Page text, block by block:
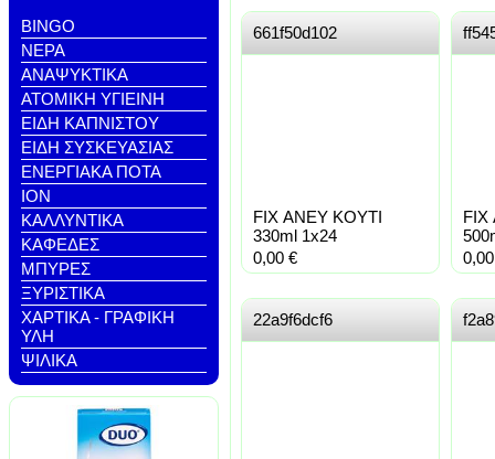
BINGO
NEΡΑ
ΑΝΑΨΥΚΤΙΚΑ
ΑΤΟΜΙΚΗ ΥΓΙΕΙΝΗ
ΕΙΔΗ ΚΑΠΝΙΣΤΟΥ
ΕΙΔΗ ΣΥΣΚΕΥΑΣΙΑΣ
ΕΝΕΡΓΙΑΚΑ ΠΟΤΑ
ΙΟΝ
ΚΑΛΛΥΝΤΙΚΑ
ΚΑΦΕΔΕΣ
ΜΠΥΡΕΣ
ΞΥΡΙΣΤΙΚΑ
ΧΑΡΤΙΚΑ - ΓΡΑΦΙΚΗ
ΥΛΗ
ΨΙΛΙΚΑ
661f50d102
FIX ΑΝΕΥ ΚΟΥΤΙ
330ml 1x24
0,00 €
22a9f6dcf6